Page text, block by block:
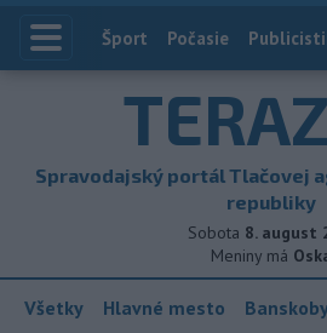
Index
Šport Počasie
TERAZ
Spravodajský portál Tlačovej
republiky
Sobota 8. august
Meniny má
Všetky Hlavné mesto